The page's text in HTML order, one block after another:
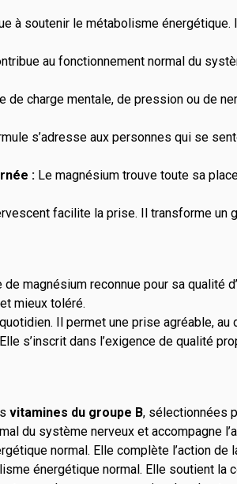
à soutenir le métabolisme
au fonctionnement normal du
de charge mentale, de pression ou de
s’adresse aux personnes qui se
: Le magnésium trouve toute sa
facilite la prise. Il transforme un
magnésium reconnue pour sa
mieux toléré.
Il permet une prise agréable,
s’inscrit dans l’exigence de qualité
vitamines du groupe B, sélectionnées
du système nerveux et accompagne
normal. Elle complète l’action
énergétique normal. Elle soutient la